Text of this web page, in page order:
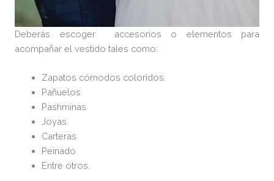
Deberás escoger accesorios o elementos para
acompañar el vestido tales como:
Zapatos cómodos coloridos.
Pañuelos
Pashminas
Joyas
Carteras
Peinado
Entre otros.